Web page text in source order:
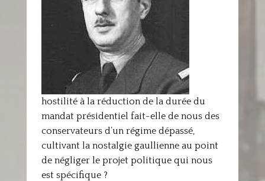
hostilité à la réduction de la durée du
mandat présidentiel fait-elle de nous des
conservateurs d’un régime dépassé,
cultivant la nostalgie gaullienne au point
de négliger le projet politique qui nous
est spécifique ?